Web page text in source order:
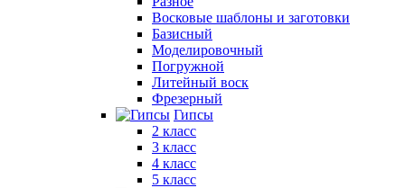
Восковые шаблоны и заготовки
Базисный
Моделировочный
Погружной
Литейный воск
Фрезерный
Гипсы
2 класс
3 класс
4 класс
5 класс